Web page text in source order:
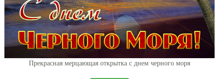
Прекрасная мерцающая открытка с днем черного моря